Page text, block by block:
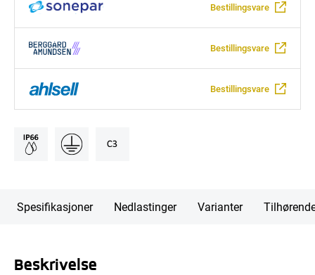
Bestillingsvare
Bestillingsvare
Bestillingsvare
Spesifikasjoner Nedlastinger Varianter
Beskrivelse